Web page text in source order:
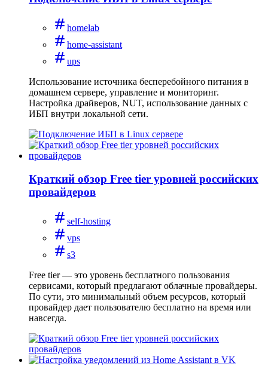
homelab
home-assistant
ups
Использование источника бесперебойного питания в
домашнем сервере, управление и мониторинг.
Настройка драйверов, NUT, использование данных с
ИБП внутри локальной сети.
Краткий обзор Free tier уровней российских
провайдеров
self-hosting
vps
s3
Free tier — это уровень бесплатного пользования
сервисами, который предлагают облачные провайдеры.
По сути, это минимальный объем ресурсов, который
провайдер дает пользователю бесплатно на время или
навсегда.